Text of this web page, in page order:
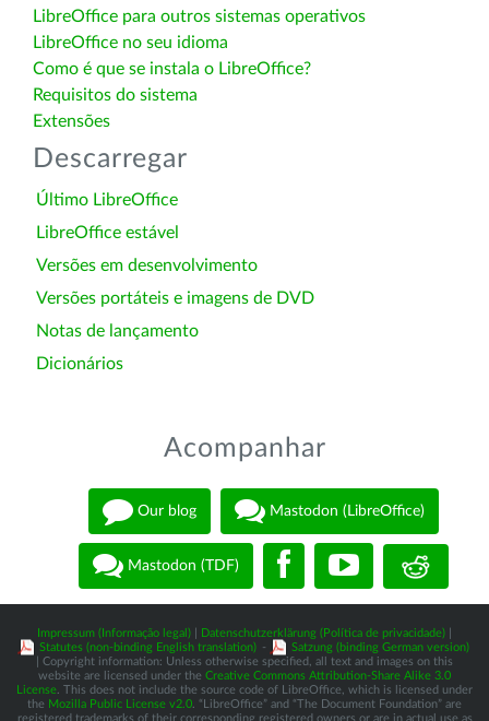
LibreOffice para outros sistemas operativos
LibreOffice no seu idioma
Como é que se instala o LibreOffice?
Requisitos do sistema
Extensões
Descarregar
Último LibreOffice
LibreOffice estável
Versões em desenvolvimento
Versões portáteis e imagens de DVD
Notas de lançamento
Dicionários
Acompanhar
Our blog Mastodon (LibreOffice)
Mastodon (TDF)
Impressum (Informação legal) Datenschutzerklärung (Política de privacidade)
Statutes (non-binding English translation) -
Satzung (binding German version)
| Copyright information: Unless otherwise specified, all text and images on this
website are licensed under the Creative Commons Attribution-Share Alike 3.0
License . This does not include the source code of LibreOffice, which is licensed under
the Mozilla Public License v2.0 . “LibreOffice” and “The Document Foundation” are
registered trademarks of their corresponding registered owners or are in actual use as